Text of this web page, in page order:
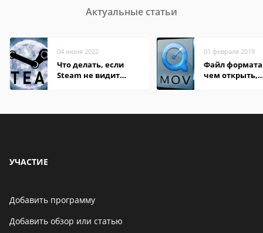
Актуальные статьи
04 июня 2022
Что делать, если
Steam не видит
01 февраля 2019
Файл формата
чем открыть,
УЧАСТИЕ
Добавить программу
Добавить обзор или статью